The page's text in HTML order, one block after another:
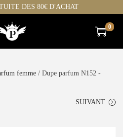
DES 80€ D'ACHAT
0
femme / Dupe parfum N152 -
SUIVANT